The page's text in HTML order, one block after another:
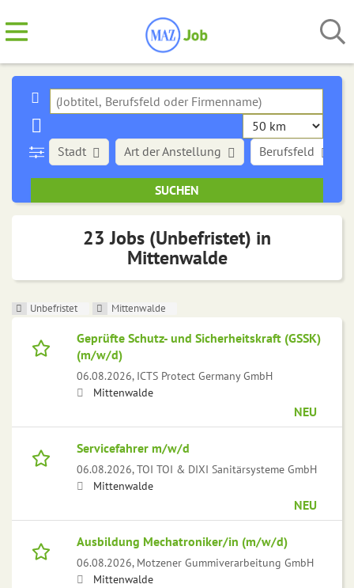
Stadt Art der Anstellung Berufsfeld
23 Jobs (Unbefristet) in
Mittenwalde
Unbefristet Mittenwalde
Geprüfte Schutz- und Sicherheitskraft (GSSK)
(m/w/d)
06.08.2026, ICTS Protect Germany GmbH
Mittenwalde
NEU
Servicefahrer m/w/d
06.08.2026,TOI TOI & DIXI Sanitärsysteme GmbH
Mittenwalde
NEU
Ausbildung Mechatroniker/in (m/w/d)
06.08.2026, Motzener Gummiverarbeitung GmbH
Mittenwalde